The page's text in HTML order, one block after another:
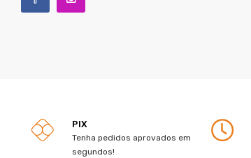
PIX
Tenha pedidos aprovados em
segundos!